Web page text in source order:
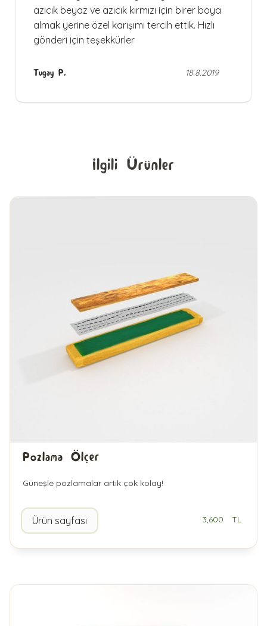
azıcık beyaz ve azıcık kırmızı için birer boya
almak yerine özel karışımı tercih ettik. Hızlı
gönderi için teşekkürler
Tugay P. 18.8.2019
İlgili Ürünler
Pozlama Ölçer
Güneşle pozlamalar artık çok kolay!
Ürün sayfası 3,600 TL